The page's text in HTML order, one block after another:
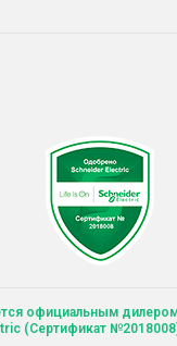
официальным
(Сертификат